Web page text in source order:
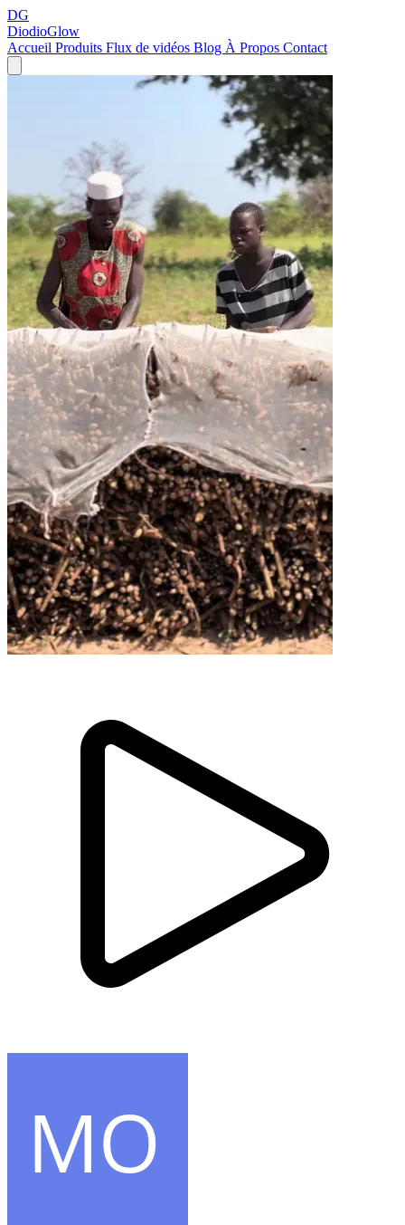
DG
DiodioGlow
Accueil Produits Flux de vidéos Blog À Propos Contact